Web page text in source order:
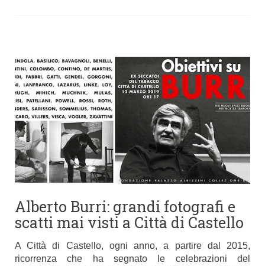
Alberto Burri: grandi fotografi e
scatti mai visti a Città di Castello
A Città di Castello, ogni anno, a partire dal 2015,
ricorrenza che ha segnato le celebrazioni del